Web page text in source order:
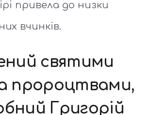
привела до низки
вчинків.
святими
пророцтвами,
Григорій